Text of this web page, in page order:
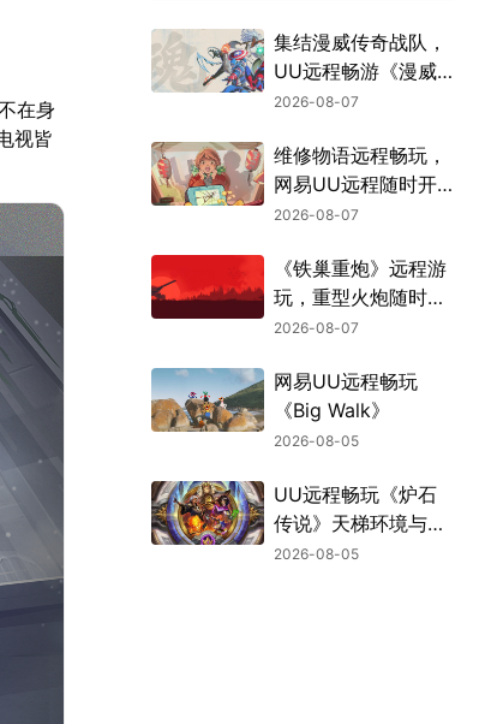
在身
视皆
集结漫威传奇战队，
UU远程畅游《漫威
斗魂》
2026-08-07
维修物语远程畅玩，
网易UU远程随时开
张
2026-08-07
《铁巢重炮》远程游
玩，重型火炮随时待
命
2026-08-07
网易UU远程畅玩
《Big Walk》
2026-08-05
UU远程畅玩《炉石
传说》天梯环境与战
棋新机制
2026-08-05